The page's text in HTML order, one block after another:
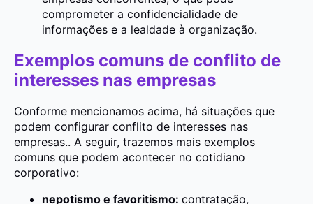
comprometer a confidencialidade de
informações e a lealdade à organização.
Exemplos comuns de conflito de
interesses nas empresas
Conforme mencionamos acima, há situações que
podem configurar conflito de interesses nas
empresas.. A seguir, trazemos mais exemplos
comuns que podem acontecer no cotidiano
corporativo:
nepotismo e favoritismo: contratação,